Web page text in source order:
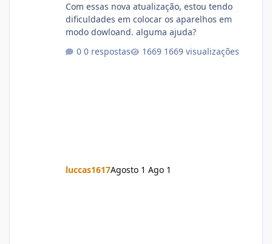
Com essas nova atualização, estou tendo
dificuldades em colocar os aparelhos em
modo dowloand. alguma ajuda?
0 respostas
1669 visualizações
luccas1617Agosto 1 Ago 1